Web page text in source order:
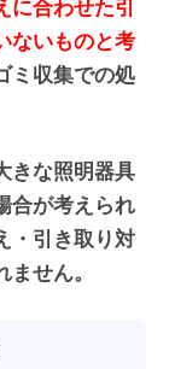
に合わせた引
ないものと考
ミ収集での処
きな照明器具
合が考えられ
・引き取り対
せん。